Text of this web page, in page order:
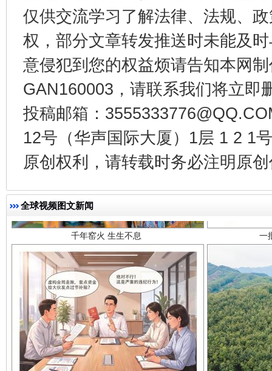
仅供交流学习了解法律、法规、
权，部分文章转发推送时未能及
意侵犯到您的权益烦请告知本网
GAN160003，请联系我们将立即
投稿邮箱：
12号（华声国际大厦）1层 1 2 1
原创权利，请转载时务必注明原
全球视频图文新闻
东山县通报“牛蛙产品抗生素超标问题” 法
千年窑火 生生不息 一
揭开“小金库”的免责幌子